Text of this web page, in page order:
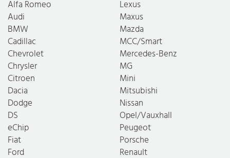
Alfa Romeo
Audi
BMW
Cadillac
Chevrolet
Chrysler
Citroen
Dacia
Dodge
DS
eChip
Fiat
Ford
Lexus
Maxus
Mazda
MCC/Smart
Mercedes-Benz
MG
Mini
Mitsubishi
Nissan
Opel/Vauxhall
Peugeot
Porsche
Renault